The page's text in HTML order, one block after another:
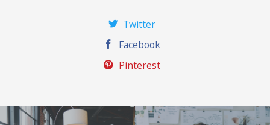
Twitter
Facebook
Pinterest